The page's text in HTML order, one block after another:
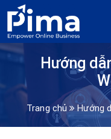
Hướng
Trang chủ Hướng